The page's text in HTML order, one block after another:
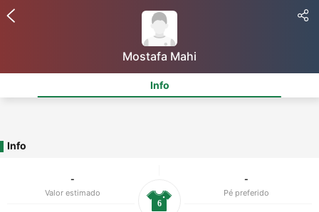
Mostafa Mahi
Info
Info
-
Valor estimado
-
Pé preferido
6